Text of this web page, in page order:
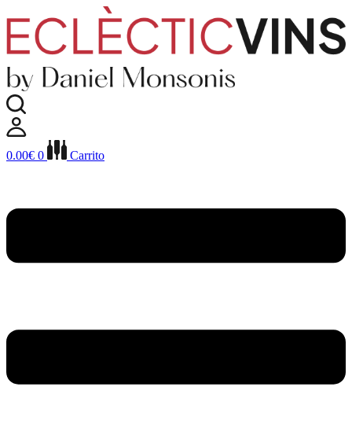
al
contenido
0.00€ 0 Carrito